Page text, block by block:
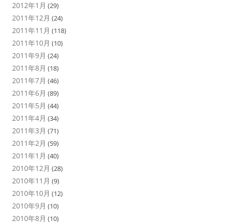
2012年1月 (29)
2011年12月 (24)
2011年11月 (118)
2011年10月 (10)
2011年9月 (24)
2011年8月 (18)
2011年7月 (46)
2011年6月 (89)
2011年5月 (44)
2011年4月 (34)
2011年3月 (71)
2011年2月 (59)
2011年1月 (40)
2010年12月 (28)
2010年11月 (9)
2010年10月 (12)
2010年9月 (10)
2010年8月 (10)